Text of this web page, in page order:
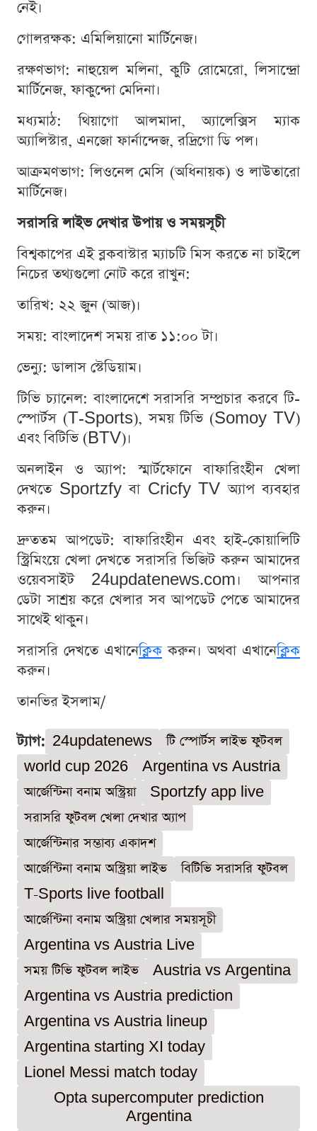
নেই।
গোলরক্ষক: এমিলিয়ানো মার্টিনেজ।
রক্ষণভাগ: নাহুয়েল মলিনা, কুটি রোমেরো, লিসান্দ্রো
মার্টিনেজ, ফাকুন্দো মেদিনা।
মধ্যমাঠ: থিয়াগো আলমাদা, অ্যালেক্সিস ম্যাক
অ্যালিস্টার, এনজো ফার্নান্দেজ, রদ্রিগো ডি পল।
আক্রমণভাগ: লিওনেল মেসি (অধিনায়ক) ও লাউতারো
মার্টিনেজ।
সরাসরি লাইভ দেখার উপায় ও সময়সূচী
বিশ্বকাপের এই ব্লকবাস্টার ম্যাচটি মিস করতে না চাইলে
নিচের তথ্যগুলো নোট করে রাখুন:
তারিখ: ২২ জুন (আজ)।
সময়: বাংলাদেশ সময় রাত ১১:০০ টা।
ভেন্যু: ডালাস স্টেডিয়াম।
টিভি চ্যানেল: বাংলাদেশে সরাসরি সম্প্রচার করবে টি-
স্পোর্টস (T-Sports), সময় টিভি (Somoy TV)
এবং বিটিভি (BTV)।
অনলাইন ও অ্যাপ: স্মার্টফোনে বাফারিংহীন খেলা
দেখতে Sportzfy বা Cricfy TV অ্যাপ ব্যবহার
করুন।
দ্রুততম আপডেট: বাফারিংহীন এবং হাই-কোয়ালিটি
স্ট্রিমিংয়ে খেলা দেখতে সরাসরি ভিজিট করুন আমাদের
ওয়েবসাইট 24updatenews.com। আপনার
ডেটা সাশ্রয় করে খেলার সব আপডেট পেতে আমাদের
সাথেই থাকুন।
সরাসরি দেখতে এখানেক্লিক করুন। অথবা এখানেক্লিক
করুন।
তানভির ইসলাম/
ট্যাগ: 24updatenews
টি স্পোর্টস লাইভ ফুটবল
world cup 2026
Argentina vs Austria
আর্জেন্টিনা বনাম অস্ট্রিয়া
Sportzfy app live
সরাসরি ফুটবল খেলা দেখার অ্যাপ
আর্জেন্টিনার সম্ভাব্য একাদশ
আর্জেন্টিনা বনাম অস্ট্রিয়া লাইভ
বিটিভি সরাসরি ফুটবল
T-Sports live football
আর্জেন্টিনা বনাম অস্ট্রিয়া খেলার সময়সূচী
Argentina vs Austria Live
সময় টিভি ফুটবল লাইভ
Austria vs Argentina
Argentina vs Austria prediction
Argentina vs Austria lineup
Argentina starting XI today
Lionel Messi match today
Opta supercomputer prediction
Argentina